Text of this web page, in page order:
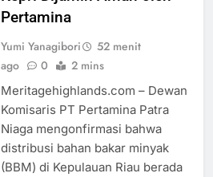
Pertamina
Yumi Yanagibori
52 menit
ago
0 2 mins
Meritagehighlands.com – Dewan
Komisaris PT Pertamina Patra
Niaga mengonfirmasi bahwa
distribusi bahan bakar minyak
(BBM) di Kepulauan Riau berada